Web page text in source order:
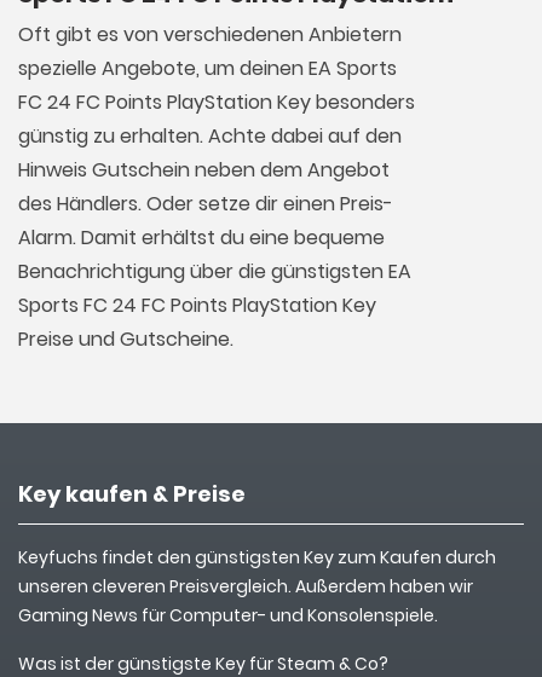
Oft gibt es von verschiedenen Anbietern
spezielle Angebote, um deinen EA Sports
FC 24 FC Points PlayStation Key besonders
günstig zu erhalten. Achte dabei auf den
Hinweis Gutschein neben dem Angebot
des Händlers. Oder setze dir einen Preis-
Alarm. Damit erhältst du eine bequeme
Benachrichtigung über die günstigsten EA
Sports FC 24 FC Points PlayStation Key
Preise und Gutscheine.
Key kaufen & Preise
Keyfuchs findet den günstigsten Key zum Kaufen durch
unseren cleveren Preisvergleich. Außerdem haben wir
Gaming News für Computer- und Konsolenspiele.
Was ist der günstigste Key für Steam & Co?